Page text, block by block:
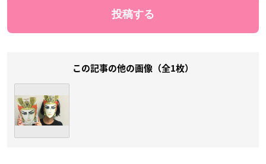
この記事の他の画像（全1枚）